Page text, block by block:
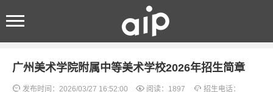
首页>新闻中心 >艺术资讯> 正文
广州美术学院附属中等美术学校2026年招生简章
 发布时间：2026/03/27 16:52:00  阅读：1897  招生电话：